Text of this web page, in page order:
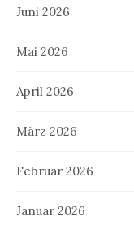
Juni 2026
Mai 2026
April 2026
März 2026
Februar 2026
Januar 2026